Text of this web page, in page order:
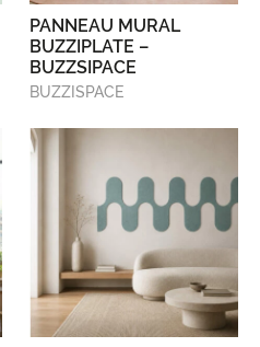
PANNEAU MURAL
BUZZIPLATE –
BUZZSIPACE
BUZZISPACE